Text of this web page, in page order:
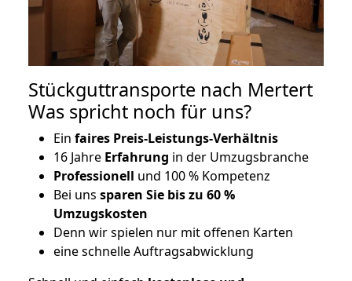
Stückguttransporte nach Mertert
Was spricht noch für uns?
Ein faires Preis-Leistungs-Verhältnis
16 Jahre Erfahrung in der Umzugsbranche
Professionell und 100 % Kompetenz
Bei uns sparen Sie bis zu 60 %
Umzugskosten
Denn wir spielen nur mit offenen Karten
eine schnelle Auftragsabwicklung